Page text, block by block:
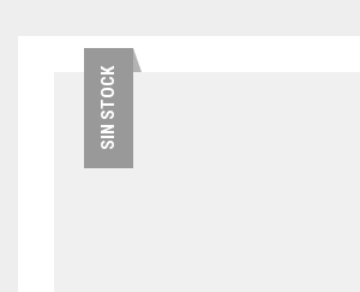
SIN STOCK